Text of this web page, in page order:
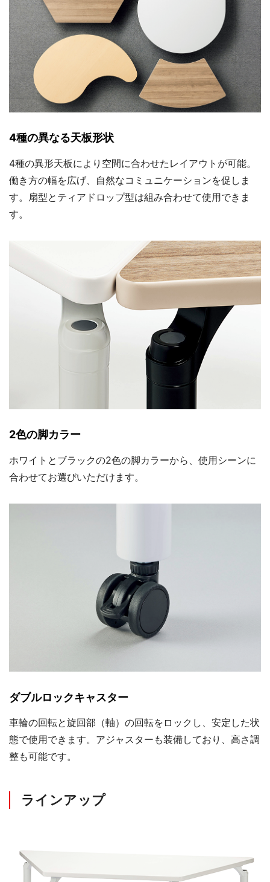
4種の異なる天板形状
4種の異形天板により空間に合わせたレイアウトが可能。
働き方の幅を広げ、自然なコミュニケーションを促しま
す。扇型とティアドロップ型は組み合わせて使用できま
す。
2色の脚カラー
ホワイトとブラックの2色の脚カラーから、使用シーンに
合わせてお選びいただけます。
ダブルロックキャスター
車輪の回転と旋回部（軸）の回転をロックし、安定した状
態で使用できます。アジャスターも装備しており、高さ調
整も可能です。
ラインアップ